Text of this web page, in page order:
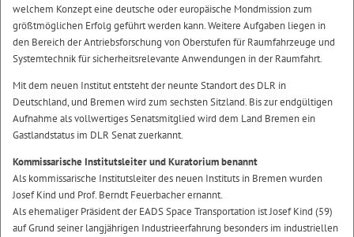
welchem Konzept eine deutsche oder europäische Mondmission zum
größtmöglichen Erfolg geführt werden kann. Weitere Aufgaben liegen in
den Bereich der Antriebsforschung von Oberstufen für Raumfahrzeuge und
Systemtechnik für sicherheitsrelevante Anwendungen in der Raumfahrt.
Mit dem neuen Institut entsteht der neunte Standort des DLR in
Deutschland, und Bremen wird zum sechsten Sitzland. Bis zur endgültigen
Aufnahme als vollwertiges Senatsmitglied wird dem Land Bremen ein
Gastlandstatus im DLR Senat zuerkannt.
Kommissarische Institutsleiter und Kuratorium benannt
Als kommissarische Institutsleiter des neuen Instituts in Bremen wurden
Josef Kind und Prof. Berndt Feuerbacher ernannt.
Als ehemaliger Präsident der EADS Space Transportation ist Josef Kind (59)
auf Grund seiner langjährigen Industrieerfahrung besonders im industriellen